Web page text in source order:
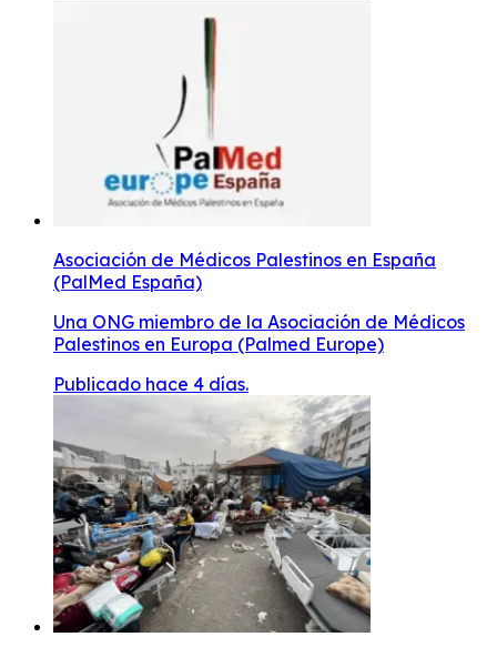
Asociación de Médicos Palestinos en España
(PalMed España)
Una ONG miembro de la Asociación de Médicos
Palestinos en Europa (Palmed Europe)
Publicado hace 4 días.